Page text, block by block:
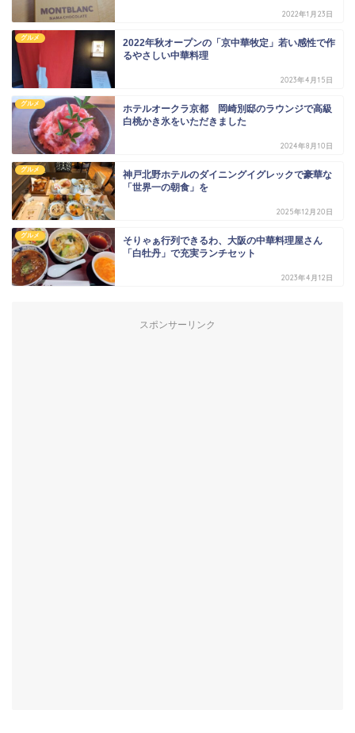
2022年1月23日
グルメ
2022年秋オープンの「京中華牧定」若い感性で作
るやさしい中華料理
2023年4月15日
グルメ
ホテルオークラ京都 岡崎別邸のラウンジで高級
白桃かき氷をいただきました
2024年8月10日
グルメ
神戸北野ホテルのダイニングイグレックで豪華な
「世界一の朝食」を
2025年12月20日
グルメ
そりゃぁ行列できるわ、大阪の中華料理屋さん
「白牡丹」で充実ランチセット
2023年4月12日
スポンサーリンク